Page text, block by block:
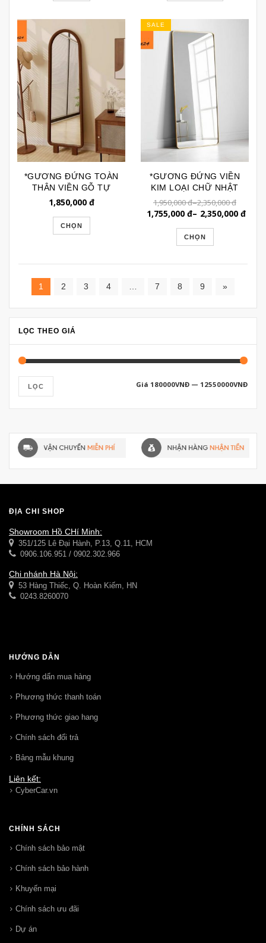
*GƯƠNG ĐỨNG TOÀN
THÂN VIỀN GỖ TỰ
NHIÊN DÁNG CÂY KEM
1,850,000đ
CHỌN
SALE
*GƯƠNG ĐỨNG VIỀN
KIM LOẠI CHỮ NHẬT
BO GÓC GSTT238K
1,950,000đ–2,350,000đ
1,755,000 đ– 2,350,000 đ
CHỌN
1 2 3 4 … 7 8 9 »
LỌC THEO GIÁ
LỌC Giá 180000VNĐ — 12550000VNĐ
ĐỊA CHỈ SHOP
Showroom Hồ CHí Minh:
351/125 Lê Đại Hành, P.13, Q.11, HCM
0906.106.951 / 0902.302.966
Chi nhánh Hà Nội:
53 Hàng Thiếc, Q. Hoàn Kiếm, HN
0243.8260070
HƯỚNG DẪN
Hướng dẩn mua hàng
Phương thức thanh toán
Phương thức giao hang
Chính sách đổi trả
Bảng mẫu khung
Liên kết:
CyberCar.vn
CHÍNH SÁCH
Chính sách bảo mật
Chính sách bảo hành
Khuyến mại
Chính sách ưu đãi
Dự án